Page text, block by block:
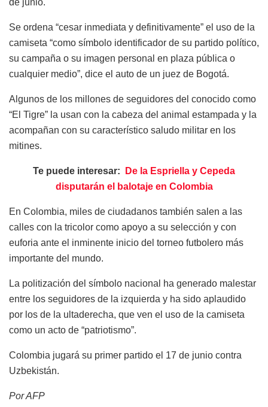
de junio.
Se ordena “cesar inmediata y definitivamente” el uso de la
camiseta “como símbolo identificador de su partido político,
su campaña o su imagen personal en plaza pública o
cualquier medio”, dice el auto de un juez de Bogotá.
Algunos de los millones de seguidores del conocido como
“El Tigre” la usan con la cabeza del animal estampada y la
acompañan con su característico saludo militar en los
mitines.
Te puede interesar:
De la Espriella y Cepeda
disputarán el balotaje en Colombia
En Colombia, miles de ciudadanos también salen a las
calles con la tricolor como apoyo a su selección y con
euforia ante el inminente inicio del torneo futbolero más
importante del mundo.
La politización del símbolo nacional ha generado malestar
entre los seguidores de la izquierda y ha sido aplaudido
por los de la ultaderecha, que ven el uso de la camiseta
como un acto de “patriotismo”.
Colombia jugará su primer partido el 17 de junio contra
Uzbekistán.
Por AFP